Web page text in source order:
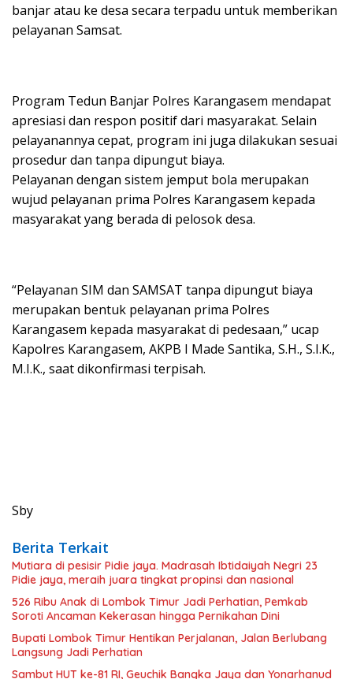
banjar atau ke desa secara terpadu untuk memberikan
pelayanan Samsat.
Program Tedun Banjar Polres Karangasem mendapat
apresiasi dan respon positif dari masyarakat. Selain
pelayanannya cepat, program ini juga dilakukan sesuai
prosedur dan tanpa dipungut biaya.
Pelayanan dengan sistem jemput bola merupakan
wujud pelayanan prima Polres Karangasem kepada
masyarakat yang berada di pelosok desa.
“Pelayanan SIM dan SAMSAT tanpa dipungut biaya
merupakan bentuk pelayanan prima Polres
Karangasem kepada masyarakat di pedesaan,” ucap
Kapolres Karangasem, AKPB I Made Santika, S.H., S.I.K.,
M.I.K., saat dikonfirmasi terpisah.
Sby
Berita Terkait
Mutiara di pesisir Pidie jaya. Madrasah Ibtidaiyah Negri 23
Pidie jaya, meraih juara tingkat propinsi dan nasional
526 Ribu Anak di Lombok Timur Jadi Perhatian, Pemkab
Soroti Ancaman Kekerasan hingga Pernikahan Dini
Bupati Lombok Timur Hentikan Perjalanan, Jalan Berlubang
Langsung Jadi Perhatian
Sambut HUT ke-81 RI, Geuchik Bangka Jaya dan Yonarhanud